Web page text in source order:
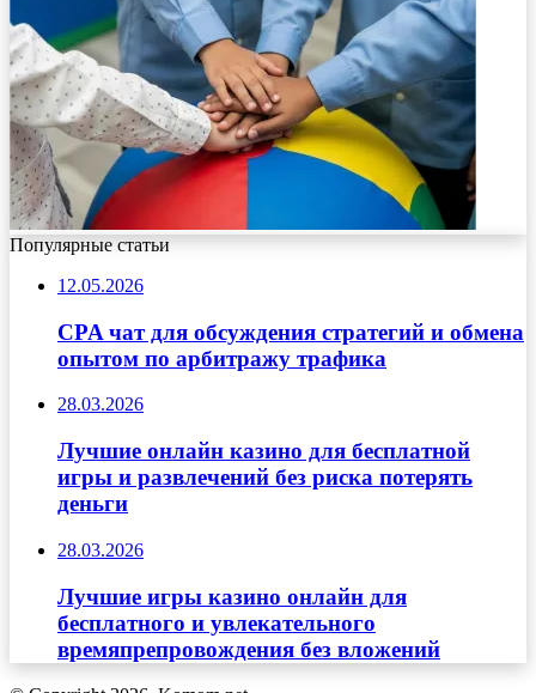
Популярные статьи
12.05.2026
CPA чат для обсуждения стратегий и обмена
опытом по арбитражу трафика
28.03.2026
Лучшие онлайн казино для бесплатной
игры и развлечений без риска потерять
деньги
28.03.2026
Лучшие игры казино онлайн для
бесплатного и увлекательного
времяпрепровождения без вложений